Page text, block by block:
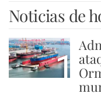
Noticias de
1